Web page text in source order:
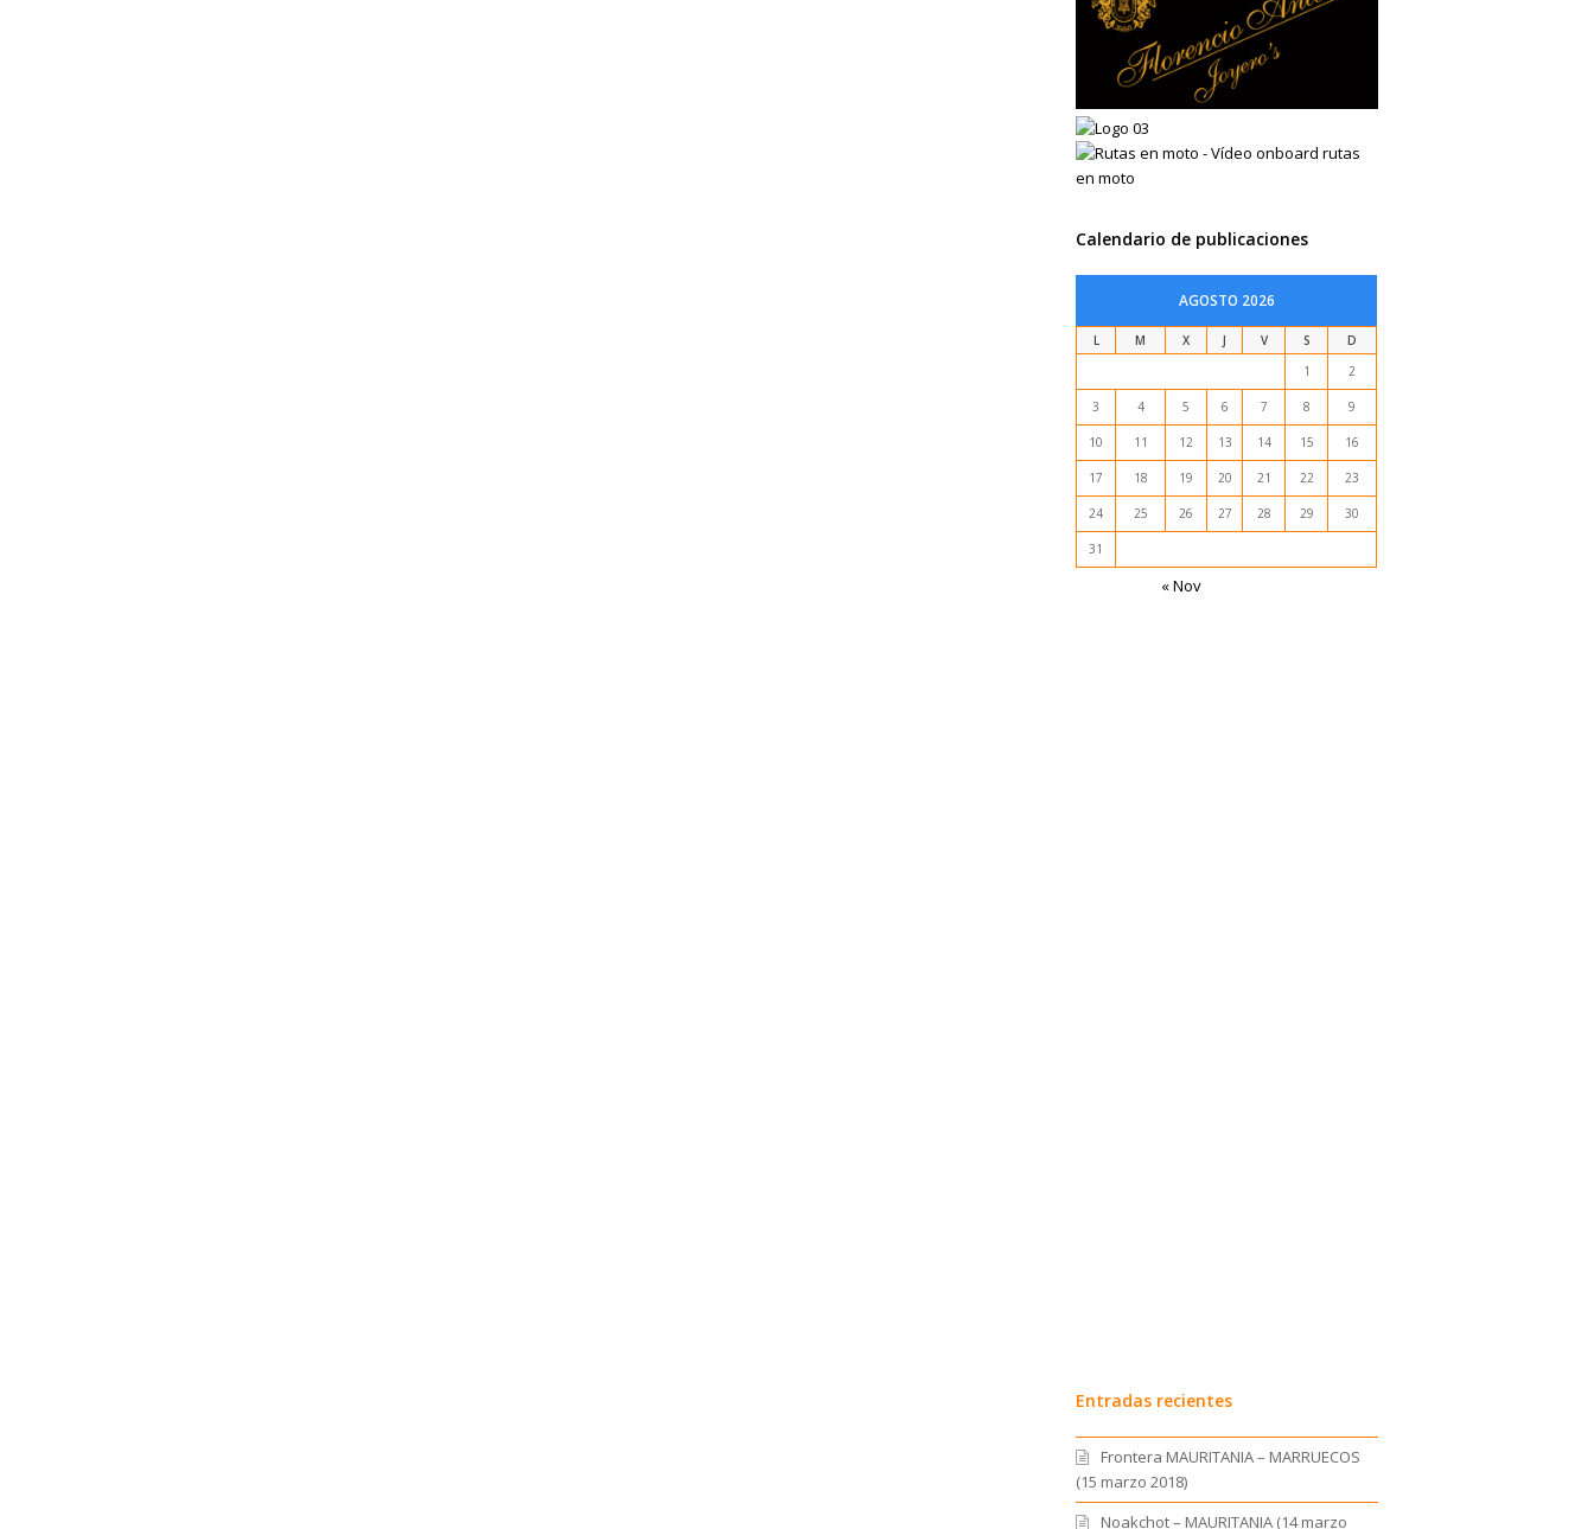
Calendario de publicaciones
AGOSTO 2026
L M X J V S
D
1
2
3 4 5 6 7 8 9
10 11 12 13 14 15 16
17 18 19 20 21 22 23
24 25 26 27 28 29 30
31
« Nov
Entradas recientes
Frontera MAURITANIA – MARRUECOS
(15 marzo 2018)
Noakchot – MAURITANIA (14 marzo